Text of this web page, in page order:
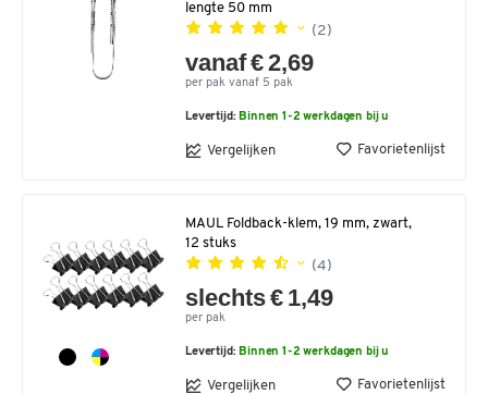
lengte 50 mm
(2)
vanaf € 2,69
per pak vanaf 5 pak
Levertijd: Binnen 1-2 werkdagen bij u
Vergelijken Favorietenlijst
MAUL Foldback-klem, 19 mm, zwart,
12 stuks
(4)
slechts € 1,49
per pak
Levertijd: Binnen 1-2 werkdagen bij u
Vergelijken Favorietenlijst